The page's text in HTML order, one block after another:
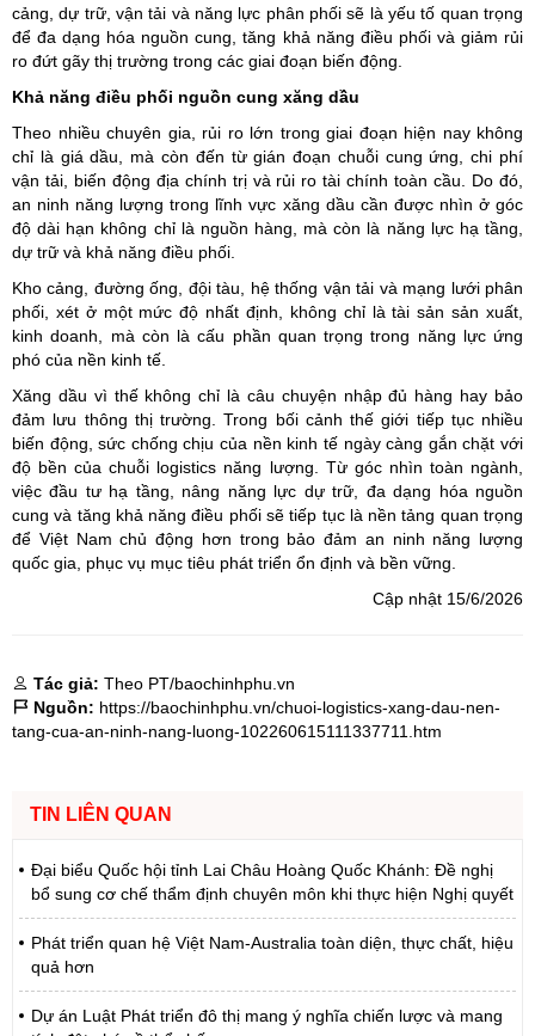
cảng, dự trữ, vận tải và năng lực phân phối sẽ là yếu tố quan trọng
để đa dạng hóa nguồn cung, tăng khả năng điều phối và giảm rủi
ro đứt gãy thị trường trong các giai đoạn biến động.
Khả năng điều phối nguồn cung xăng dầu
Theo nhiều chuyên gia, rủi ro lớn trong giai đoạn hiện nay không
chỉ là giá dầu, mà còn đến từ gián đoạn chuỗi cung ứng, chi phí
vận tải, biến động địa chính trị và rủi ro tài chính toàn cầu. Do đó,
an ninh năng lượng trong lĩnh vực xăng dầu cần được nhìn ở góc
độ dài hạn không chỉ là nguồn hàng, mà còn là năng lực hạ tầng,
dự trữ và khả năng điều phối.
Kho cảng, đường ống, đội tàu, hệ thống vận tải và mạng lưới phân
phối, xét ở một mức độ nhất định, không chỉ là tài sản sản xuất,
kinh doanh, mà còn là cấu phần quan trọng trong năng lực ứng
phó của nền kinh tế.
Xăng dầu vì thế không chỉ là câu chuyện nhập đủ hàng hay bảo
đảm lưu thông thị trường. Trong bối cảnh thế giới tiếp tục nhiều
biến động, sức chống chịu của nền kinh tế ngày càng gắn chặt với
độ bền của chuỗi logistics năng lượng. Từ góc nhìn toàn ngành,
việc đầu tư hạ tầng, nâng năng lực dự trữ, đa dạng hóa nguồn
cung và tăng khả năng điều phối sẽ tiếp tục là nền tảng quan trọng
để Việt Nam chủ động hơn trong bảo đảm an ninh năng lượng
quốc gia, phục vụ mục tiêu phát triển ổn định và bền vững.
Cập nhật 15/6/2026
Tác giả: Theo PT/baochinhphu.vn
Nguồn: https://baochinhphu.vn/chuoi-logistics-xang-dau-nen-
tang-cua-an-ninh-nang-luong-102260615111337711.htm
TIN LIÊN QUAN
Đại biểu Quốc hội tỉnh Lai Châu Hoàng Quốc Khánh: Đề nghị
bổ sung cơ chế thẩm định chuyên môn khi thực hiện Nghị quyết
Phát triển quan hệ Việt Nam-Australia toàn diện, thực chất, hiệu
quả hơn
Dự án Luật Phát triển đô thị mang ý nghĩa chiến lược và mang